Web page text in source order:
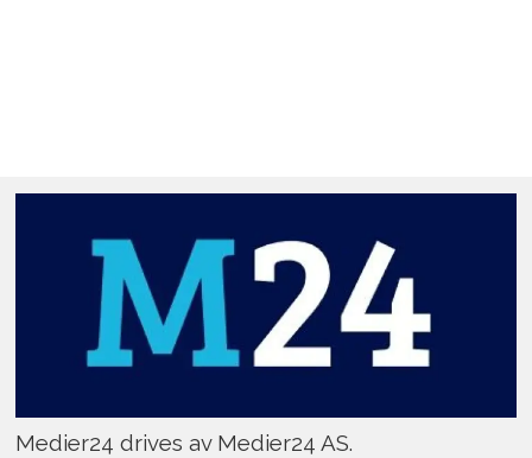
Medier24 drives av Medier24 AS.